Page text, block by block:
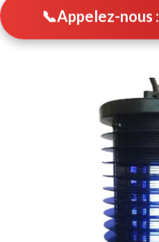
📞Appelez-nous :